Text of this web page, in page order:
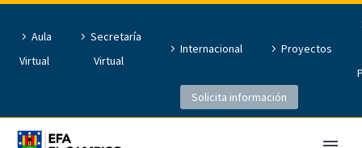
Aula
Virtual
Secretaría
Virtual
Internacional
Proyectos
Solicita información